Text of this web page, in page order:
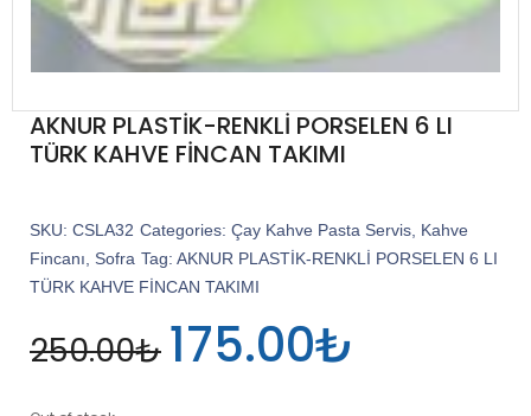
AKNUR PLASTİK-RENKLİ PORSELEN 6 LI
TÜRK KAHVE FİNCAN TAKIMI
SKU: CSLA32 Categories: Çay Kahve Pasta Servis, Kahve
Fincanı, Sofra Tag: AKNUR PLASTİK-RENKLİ PORSELEN 6 LI
TÜRK KAHVE FİNCAN TAKIMI
250.00₺ 175.00₺